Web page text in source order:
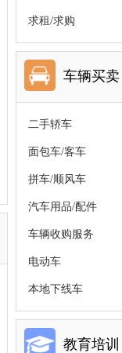
求租/求购
车辆买卖
二手轿车
面包车/客车
拼车/顺风车
汽车用品/配件
车辆收购服务
电动车
本地下线车
教育培训